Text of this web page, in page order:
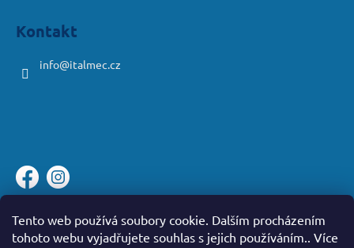
Tento web používá soubory cookie. Dalším procházením
tohoto webu vyjadřujete souhlas s jejich používáním.. Více
Kontakt
info@italmec.cz